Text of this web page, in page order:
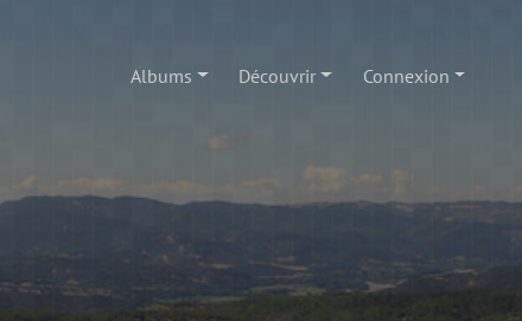
Albums Découvrir Connexion